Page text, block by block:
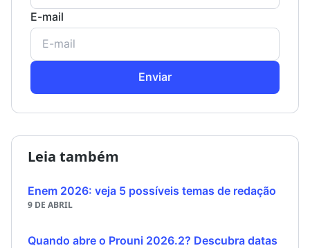
E-mail
Enviar
Leia também
Enem 2026: veja 5 possíveis temas de redação
9 DE ABRIL
Quando abre o Prouni 2026.2? Descubra datas